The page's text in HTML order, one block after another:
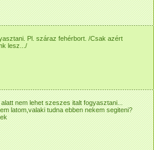
Pl. száraz fehérbort. /Csak azért
lesz.../
nem lehet szeszes italt fogyasztani...
latom,valaki tudna ebben nekem segiteni?